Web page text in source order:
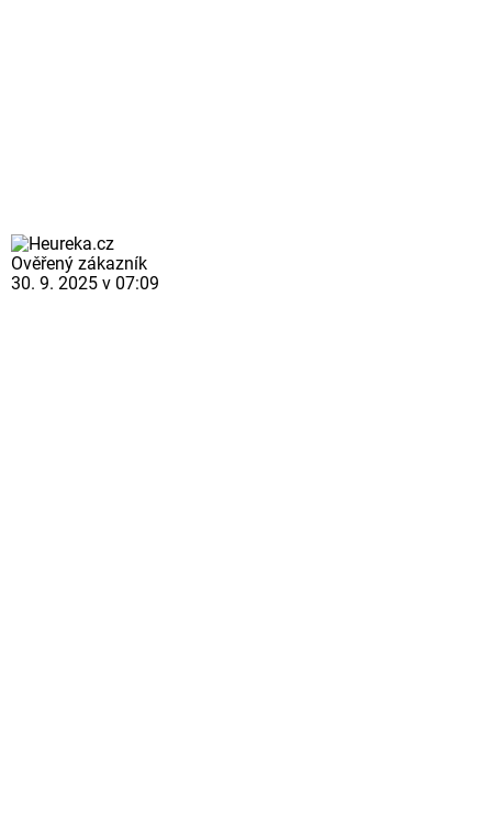
Ověřený zákazník
30. 9. 2025 v 07:09